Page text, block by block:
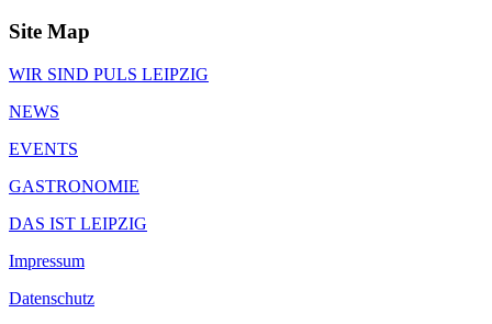
Site Map
WIR SIND PULS LEIPZIG
NEWS
EVENTS
GASTRONOMIE
DAS IST LEIPZIG
Impressum
Datenschutz